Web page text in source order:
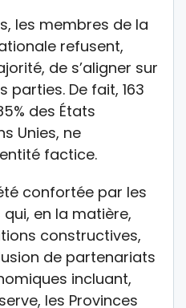
les membres de la
refusent,
de s’aligner sur
parties. De fait, 163
des États
Unies, ne
factice.
confortée par les
en la matière,
constructives,
de partenariats
incluant,
les Provinces